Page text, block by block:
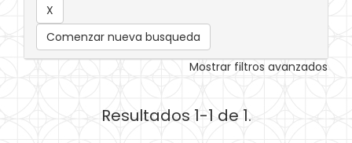
Comenzar nueva busqueda
Mostrar filtros avanzados
Resultados 1-1 de 1.